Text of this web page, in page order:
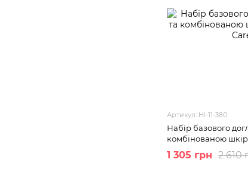
Артикул: HI-11-380
Набір базового
комбінованою
2 610
1 305 грн